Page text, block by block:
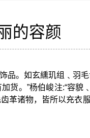
的容颜
品。如玄纁玑组﹑羽
货。”杨伯峻注:“容
革诸物，皆所以充衣